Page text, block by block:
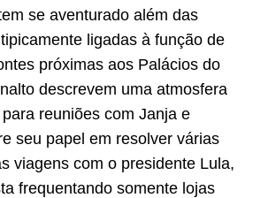
se aventurado além das
ligadas à função de
próximas aos Palácios do
descrevem uma atmosfera
reuniões com Janja e
seu papel em resolver várias
viagens com o presidente Lula,
frequentando somente lojas